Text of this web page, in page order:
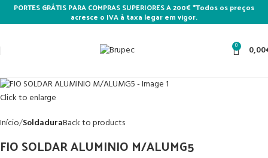
PORTES GRÁTIS PARA COMPRAS SUPERIORES A 200€ *Todos os preços
acresce o IVA à taxa legar em vigor.
0 0,00
Click to enlarge
Início SoldaduraBack to products
FIO SOLDAR ALUMINIO M/ALUMG5